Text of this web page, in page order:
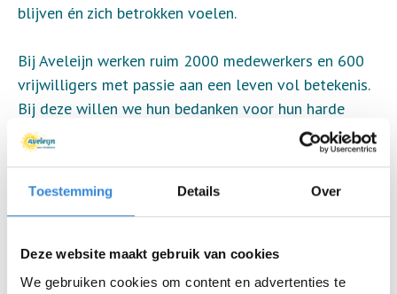
Toestemming Details Over
Deze website maakt gebruik van cookies
We gebruiken cookies om content en advertenties te
blijven én zich betrokken voelen.
Bij Aveleijn werken ruim 2000 medewerkers en 600
vrijwilligers met passie aan een leven vol betekenis.
Bij deze willen we hun bedanken voor hun harde
werk en inzet!
zetten? Je kunt ze een digitale) waarderingskaart
Wat geeft jou werkplezier?